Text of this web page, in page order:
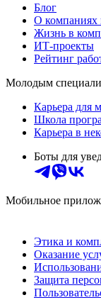
Блог
О компаниях
Жизнь в
ИТ-проекты
Рейтинг
Молодым
Карьера для
Школа
Карьера в
Боты для
Мобильное
Этика и
Оказание
Защита